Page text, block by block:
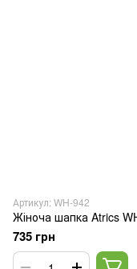
Артикул: WH-942
Жіноча шапка Atrics
735 грн